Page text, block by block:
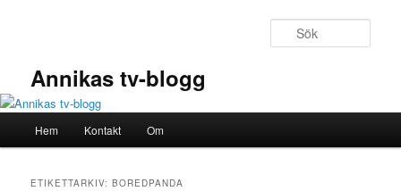
Annikas tv-blogg
Hem Kontakt Om
ETIKETTARKIV:BOREDPANDA